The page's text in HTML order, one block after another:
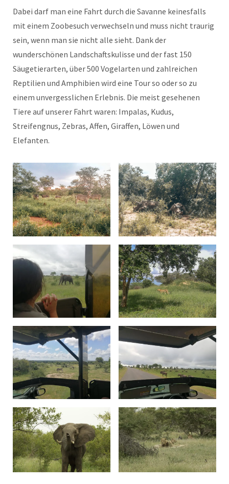
Dabei darf man eine Fahrt durch die Savanne keinesfalls
mit einem Zoobesuch verwechseln und muss nicht traurig
sein, wenn man sie nicht alle sieht. Dank der
wunderschönen Landschaftskulisse und der fast 150
Säugetierarten, über 500 Vogelarten und zahlreichen
Reptilien und Amphibien wird eine Tour so oder so zu
einem unvergesslichen Erlebnis. Die meist gesehenen
Tiere auf unserer Fahrt waren: Impalas, Kudus,
Streifengnus, Zebras, Affen, Giraffen, Löwen und
Elefanten.